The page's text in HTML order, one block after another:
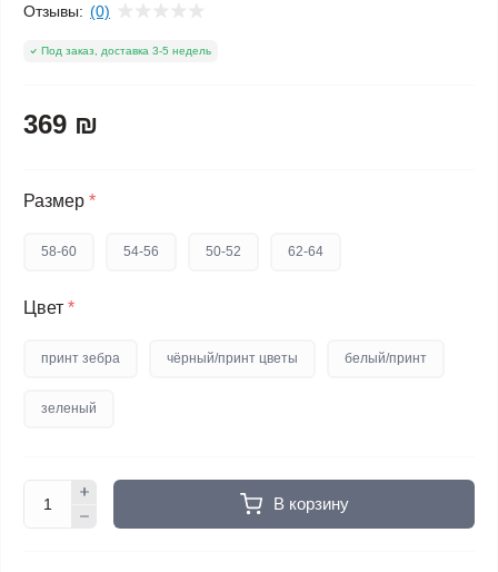
Отзывы: (0)
Под заказ, доставка 3-5 недель
369 ₪
Размер *
58-60 54-56 50-52 62-64
Цвет *
принт зебра чёрный/принт цветы белый/принт
зеленый
В корзину